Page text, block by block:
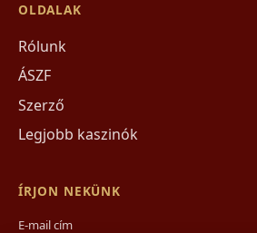
OLDALAK
Rólunk
ÁSZF
Szerző
Legjobb kaszinók
ÍRJON NEKÜNK
E-mail cím